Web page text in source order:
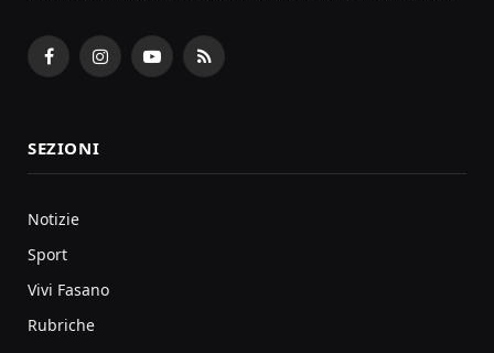
FacebookInstagramYouTubeRSS
SEZIONI
Notizie
Sport
Vivi Fasano
Rubriche